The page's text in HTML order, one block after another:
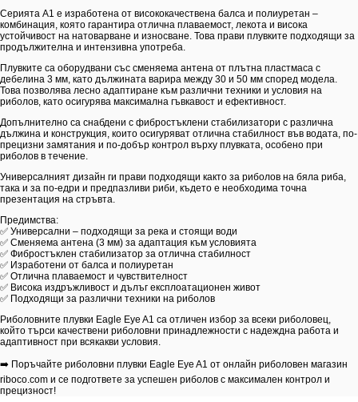
Серията A1 е изработена от висококачествена балса и полиуретан –
комбинация, която гарантира отлична плаваемост, лекота и висока
устойчивост на натоварване и износване. Това прави плувките подходящи за
продължителна и интензивна употреба.
Плувките са оборудвани със сменяема антена от плътна пластмаса с
дебелина 3 мм, като дължината варира между 30 и 50 мм според модела.
Това позволява лесно адаптиране към различни техники и условия на
риболов, като осигурява максимална гъвкавост и ефективност.
Допълнително са снабдени с фибростъклени стабилизатори с различна
дължина и конструкция, които осигуряват отлична стабилност във водата, по-
прецизни замятания и по-добър контрол върху плувката, особено при
риболов в течение.
Универсалният дизайн ги прави подходящи както за риболов на бяла риба,
така и за по-едри и предпазливи риби, където е необходима точна
презентация на стръвта.
Предимства:
✅ Универсални – подходящи за река и стоящи води
✅ Сменяема антена (3 мм) за адаптация към условията
✅ Фибростъклен стабилизатор за отлична стабилност
✅ Изработени от балса и полиуретан
✅ Отлична плаваемост и чувствителност
✅ Висока издръжливост и дълъг експлоатационен живот
✅ Подходящи за различни техники на риболов
Риболовните плувки Eagle Eye A1 са отличен избор за всеки риболовец,
който търси качествени риболовни принадлежности с надеждна работа и
адаптивност при всякакви условия.
➡️ Поръчайте риболовни плувки Eagle Eye A1 от онлайн риболовен магазин
riboco.com и се подгответе за успешен риболов с максимален контрол и
прецизност!